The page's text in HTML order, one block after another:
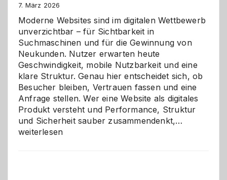
7. März 2026
Moderne Websites sind im digitalen Wettbewerb
unverzichtbar – für Sichtbarkeit in
Suchmaschinen und für die Gewinnung von
Neukunden. Nutzer erwarten heute
Geschwindigkeit, mobile Nutzbarkeit und eine
klare Struktur. Genau hier entscheidet sich, ob
Besucher bleiben, Vertrauen fassen und eine
Anfrage stellen. Wer eine Website als digitales
Produkt versteht und Performance, Struktur
und Sicherheit sauber zusammendenkt,…
weiterlesen